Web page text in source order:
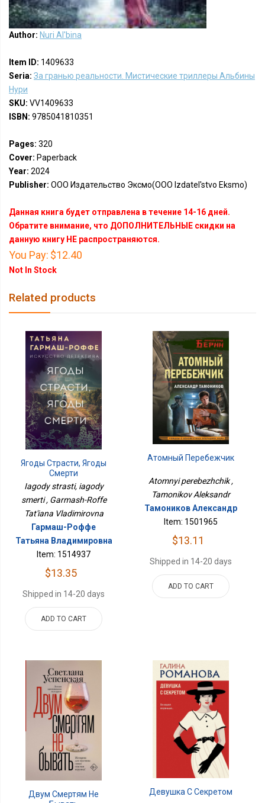
Author: Nuri Al'bina
Item ID: 1409633
Seria: За гранью реальности. Мистические триллеры Альбины
Нури
SKU: VV1409633
ISBN: 9785041810351
Pages: 320
Cover: Paperback
Year: 2024
Publisher: ООО Издательство Эксмо(OOO Izdatel'stvo Eksmo)
Данная книга будет отправлена в течение 14-16 дней.
Обратите внимание, что ДОПОЛНИТЕЛЬНЫЕ скидки на
данную книгу НЕ распространяются.
You Pay: $12.40
Not In Stock
Related products
Ягоды Страсти, Ягоды
Смерти
Iagody strasti, iagody
smerti , Garmash-Roffe
Tat'iana Vladimirovna
Гармаш-Роффе
Татьяна Владимировна
Item: 1514937
$13.35
Shipped in 14-20 days
ADD TO CART
Атомный Перебежчик
Atomnyi perebezhchik ,
Tamonikov Aleksandr
Тамоников Александр
Item: 1501965
$13.11
Shipped in 14-20 days
ADD TO CART
Двум Смертям Не
Девушка С Секретом